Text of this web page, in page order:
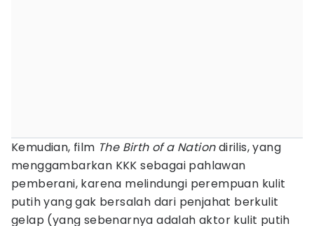
Kemudian, film The Birth of a Nationdirilis, yang
menggambarkan KKK sebagai pahlawan
pemberani, karena melindungi perempuan kulit
putih yang gak bersalah dari penjahat berkulit
gelap (yang sebenarnya adalah aktor kulit putih